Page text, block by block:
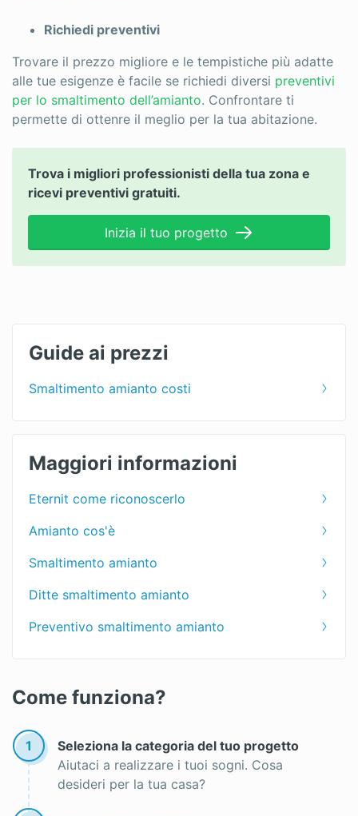
Richiedi preventivi
Trovare il prezzo migliore e le tempistiche più adatte
alle tue esigenze è facile se richiedi diversi preventivi
per lo smaltimento dell’amianto. Confrontare ti
permette di ottenre il meglio per la tua abitazione.
Trova i migliori professionisti della tua zona e
ricevi preventivi gratuiti.
Inizia il tuo progetto
Guide ai prezzi
Smaltimento amianto costi
Maggiori informazioni
Eternit come riconoscerlo
Amianto cos'è
Smaltimento‌ ‌amianto‌ ‌
Ditte smaltimento amianto
Preventivo smaltimento amianto
Come funziona?
1
Seleziona la categoria del tuo progetto
Aiutaci a realizzare i tuoi sogni. Cosa
desideri per la tua casa?